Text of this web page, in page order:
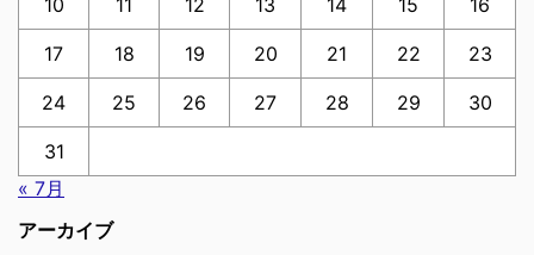
17 18 19 20 21 22 23
24 25 26 27 28 29 30
31
« 7月
アーカイブ